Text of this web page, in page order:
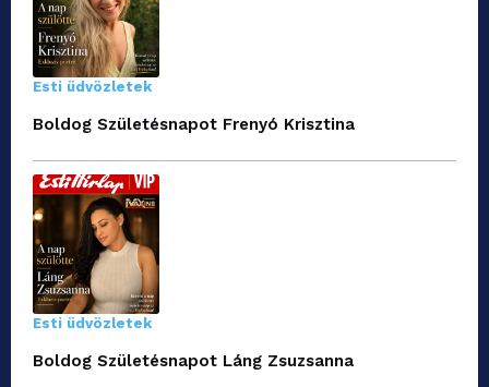
Esti üdvözletek
Boldog Születésnapot Frenyó Krisztina
Esti üdvözletek
Boldog Születésnapot Láng Zsuzsanna